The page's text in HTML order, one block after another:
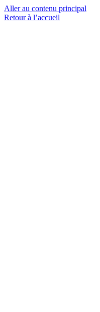
Aller au contenu principal
Retour à l’accueil